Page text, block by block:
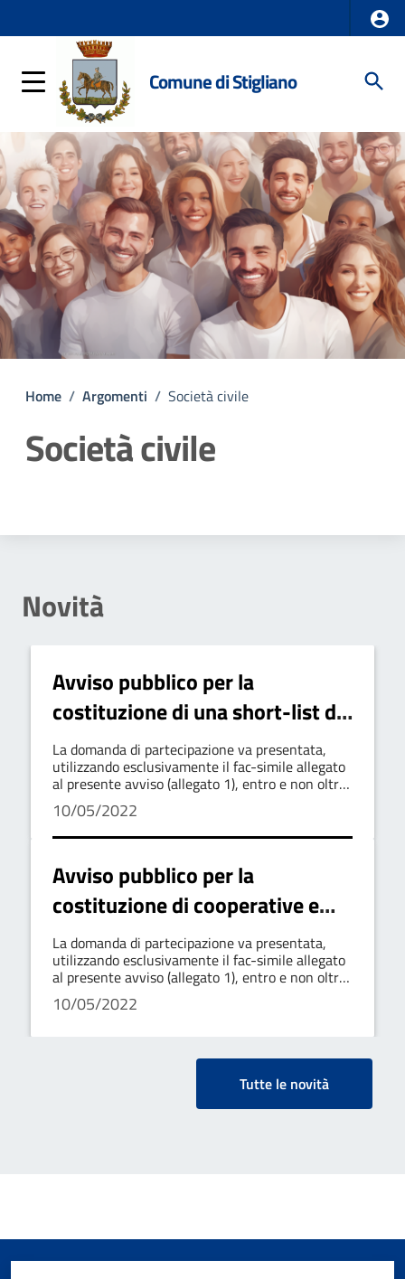
Comune di Stigliano
Home / Argomenti / Società civile
Società civile
Novità
Avviso pubblico per la
costituzione di una short-list di
mediatore culturale-linguistico
La domanda di partecipazione va presentata,
utilizzando esclusivamente il fac-simile allegato
al presente avviso (allegato 1), entro e non oltre
le ore 18:00 del giorno 09
10/05/2022
Avviso pubblico per la
costituzione di cooperative e
l’incentivazione al lavoro ii fase
La domanda di partecipazione va presentata,
utilizzando esclusivamente il fac-simile allegato
al presente avviso (allegato 1), entro e non oltre
le ore 18:00 del giorno 09
10/05/2022
Tutte le novità